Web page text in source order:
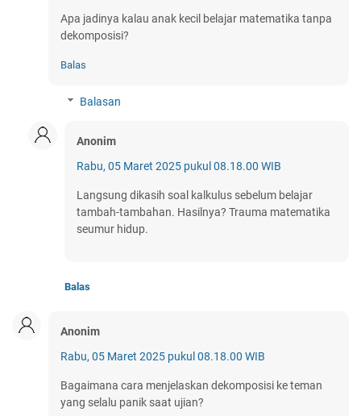
Apa jadinya kalau anak kecil belajar matematika tanpa
dekomposisi?
Balas
Balasan
Anonim
Rabu, 05 Maret 2025 pukul 08.18.00 WIB
Langsung dikasih soal kalkulus sebelum belajar
tambah-tambahan. Hasilnya? Trauma matematika
seumur hidup.
Balas
Anonim
Rabu, 05 Maret 2025 pukul 08.18.00 WIB
Bagaimana cara menjelaskan dekomposisi ke teman
yang selalu panik saat ujian?